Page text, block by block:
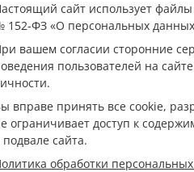
сайт использует
152-ФЗ «О персональных
вашем согласии сторонние
пользователей на
вправе принять все cookie,
ограничивает доступ к
подвале сайта.
обработки